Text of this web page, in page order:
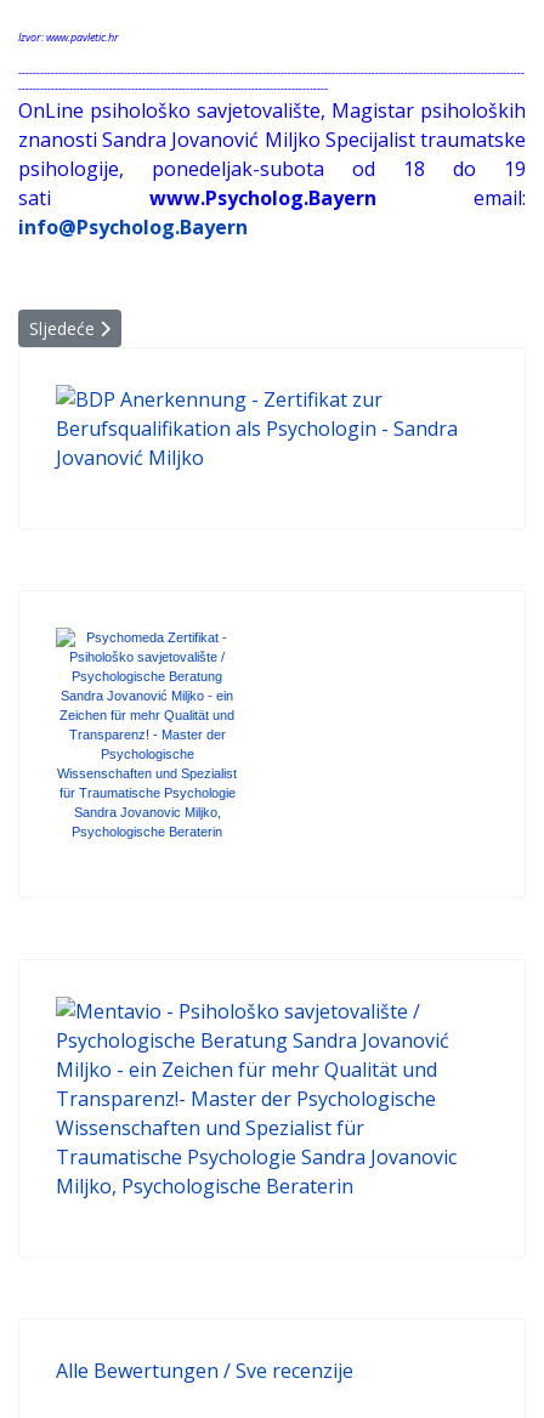
Izvor: www.pavletic.hr
-------------------------------------------------------------------------------------------------------------------------------------------
-------------------------------------------------------------------------------------
OnLine psihološko savjetovalište, Magistar psiholoških
znanosti Sandra Jovanović Miljko Specijalist traumatske
psihologije, ponedeljak-subota od 18 do 19
sati www.Psycholog.Bayern email:
info@Psycholog.Bayern
Sljedeći članak: Pobijedite nesanicu
Sljedeće
Alle Bewertungen / Sve recenzije